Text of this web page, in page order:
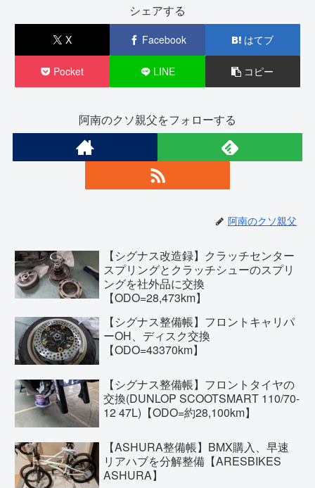
シェアする
X Facebook はてブ
Pocket LINE コピー
阿南のクソ親父をフォローする
阿南のクソ親父
【シグナス改造録】クラッチセンター
スプリングとクラッチシューのスプリ
ングを社外品に交換
【ODO=28,473km】
【シグナス整備帳】フロントキャリパ
ーOH、ディスク交換
【ODO=43370km】
【シグナス整備帳】フロントタイヤの
交換(DUNLOP SCOOTSMART 110/70-
12 47L)【ODO=約28,100km】
【ASHURA整備帳】BMX購入、早速
リアハブを分解整備【ARESBIKES
ASHURA】